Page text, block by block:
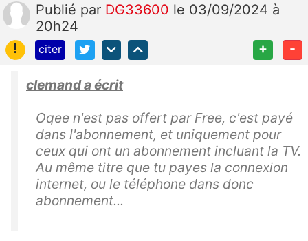
Publié par DG33600 le 03/09/2024 à
20h24
!
citer + -
clemand a écrit
Oqee n'est pas offert par Free, c'est payé
dans l'abonnement, et uniquement pour
ceux qui ont un abonnement incluant la TV.
Au même titre que tu payes la connexion
internet, ou le téléphone dans donc
abonnement...